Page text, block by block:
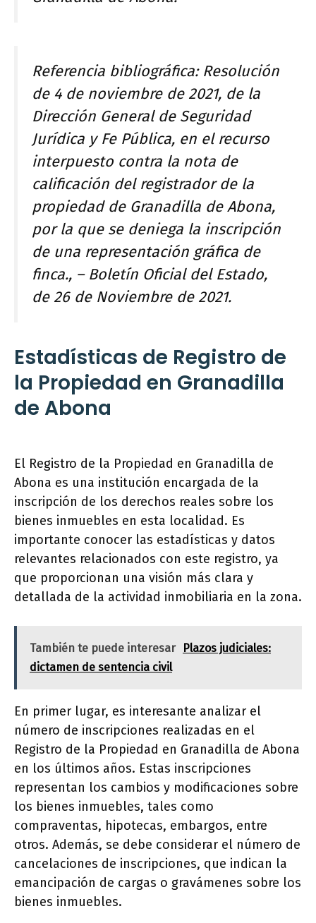
Referencia bibliográfica: Resolución
de 4 de noviembre de 2021, de la
Dirección General de Seguridad
Jurídica y Fe Pública, en el recurso
interpuesto contra la nota de
calificación del registrador de la
propiedad de Granadilla de Abona,
por la que se deniega la inscripción
de una representación gráfica de
finca., – Boletín Oficial del Estado,
de 26 de Noviembre de 2021.
Estadísticas de Registro de
la Propiedad en Granadilla
de Abona
El Registro de la Propiedad en Granadilla de
Abona es una institución encargada de la
inscripción de los derechos reales sobre los
bienes inmuebles en esta localidad. Es
importante conocer las estadísticas y datos
relevantes relacionados con este registro, ya
que proporcionan una visión más clara y
detallada de la actividad inmobiliaria en la zona.
También te puede interesar
Plazos judiciales:
dictamen de sentencia civil
En primer lugar, es interesante analizar el
número de inscripciones realizadas en el
Registro de la Propiedad en Granadilla de Abona
en los últimos años. Estas inscripciones
representan los cambios y modificaciones sobre
los bienes inmuebles, tales como
compraventas, hipotecas, embargos, entre
otros. Además, se debe considerar el número de
cancelaciones de inscripciones, que indican la
emancipación de cargas o gravámenes sobre los
bienes inmuebles.